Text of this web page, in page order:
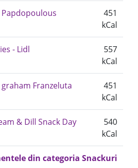
451
kCal
- Lidl
557
kCal
Franzeluta
451
kCal
& Dill Snack Day
540
kCal
din categoria Snackuri